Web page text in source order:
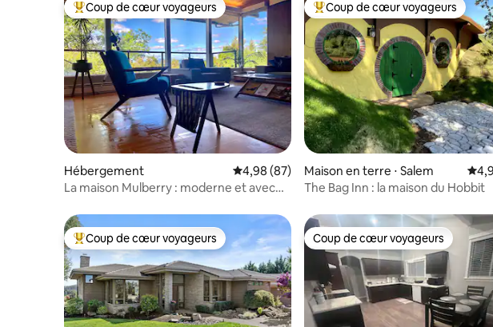
Coups de cœur voyageurs les plus appréciés
Coup de cœur voyageurs
Hébergement Évaluation moyenne sur la base de 87
4,98 (87)
La maison Mulberry : moderne et avec
Coups de cœur voyageurs les
Coup de cœur voyageurs
Maison en terre ⋅ Salem
The Bag Inn : la maison du Hobbit
Coups de cœur voyageurs les plus appréciés
Coup de cœur voyageurs Coup de cœur voyageurs
Coup de cœur voyageurs